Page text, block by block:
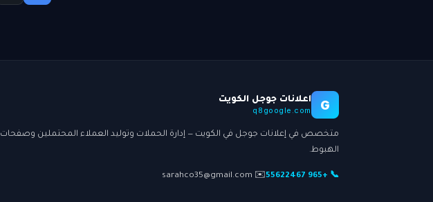
G
اعلانات جوجل الكويت
q8google.com
متخصص في إعلانات جوجل في الكويت — إدارة الحملات وتوليد العملاء المحتملين وصفحات
الهبوط.
📞 +965 55622467
✉️ sarahco35@gmail.com